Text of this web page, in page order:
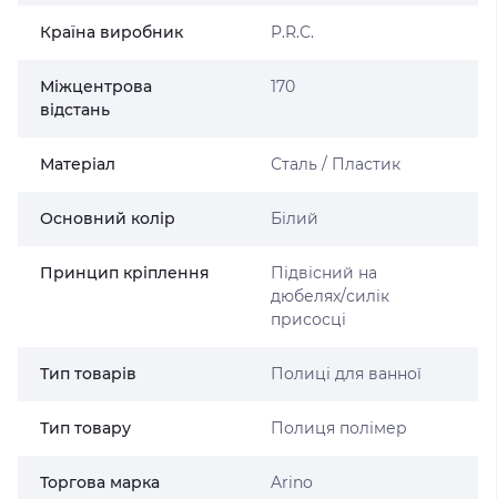
Країна виробник P.R.C.
Міжцентрова
відстань
170
Матеріал Сталь / Пластик
Основний колір Білий
Принцип кріплення
Підвісний на
дюбелях/силік
присосці
Тип товарів Полиці для ванної
Тип товару Полиця полімер
Торгова марка Arino